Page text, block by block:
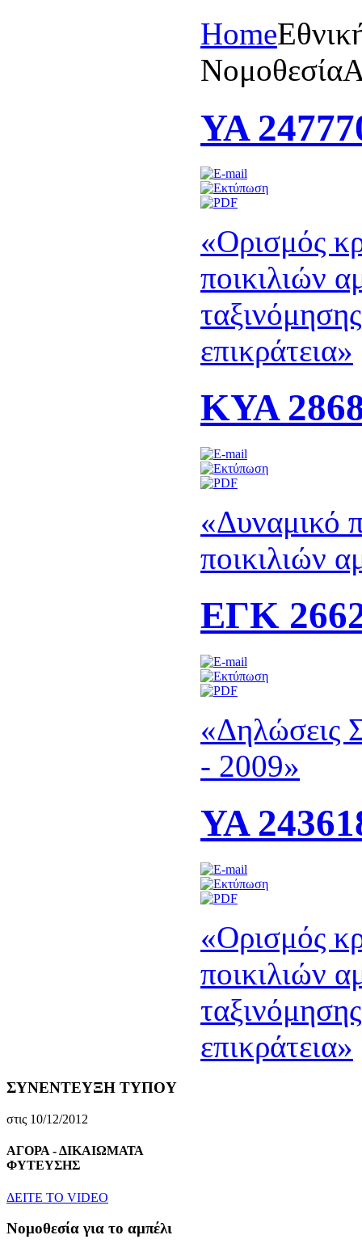
Home
Nομοθεσία
ΥΑ
«Oρισμός
ποικιλιών
επικράτεια»
KΥΑ
«Δυναμικό
ποικιλιών
ΕΓΚ
«Δηλώσεις
- 2009»
ΥΑ
«Ορισμός
ποικιλιών
επικράτεια»
ΣΥΝΕΝΤΕΥΞΗ ΤΥΠΟΥ
στις 10/12/2012
ΑΓΟΡΑ - ΔΙΚΑΙΩΜΑΤΑ
ΦΥΤΕΥΣΗΣ
ΔEITE TO VIDEO
Nομοθεσία για το αμπέλι